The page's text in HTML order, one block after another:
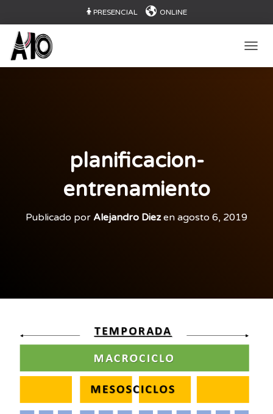
PRESENCIAL ONLINE
planificacion-
entrenamiento
Publicado por Alejandro Diezen agosto 6, 2019